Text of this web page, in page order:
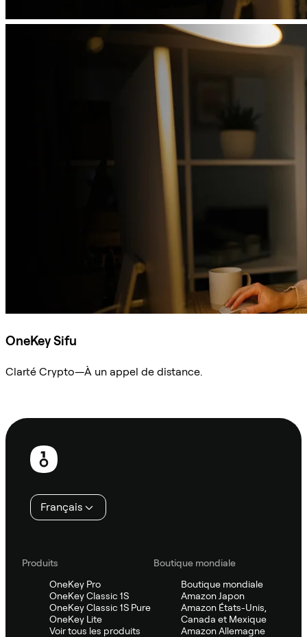
OneKey Sifu
Clarté Crypto—À un appel de distance.
Pied
page
Français
Produits
OneKey Pro
OneKey Classic 1S
OneKey Classic 1S Pure
OneKey Lite
Voir tous les produits
Boutique mondiale
Boutique mondiale
Amazon Japon
Amazon États-Unis,
Canada et Mexique
Amazon Allemagne